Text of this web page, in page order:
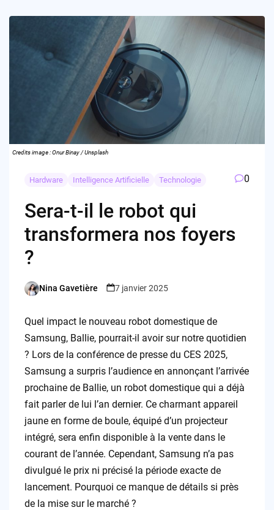
Credits image : Onur Binay / Unsplash
Hardware Intelligence Artificielle Technologie 0
Sera-t-il le robot qui
transformera nos foyers
?
Posted
Nina Gavetière 7 janvier 2025
Quel impact le nouveau robot domestique de
Samsung, Ballie, pourrait-il avoir sur notre quotidien
? Lors de la conférence de presse du CES 2025,
Samsung a surpris l’audience en annonçant l’arrivée
prochaine de Ballie, un robot domestique qui a déjà
fait parler de lui l’an dernier. Ce charmant appareil
jaune en forme de boule, équipé d’un projecteur
intégré, sera enfin disponible à la vente dans le
courant de l’année. Cependant, Samsung n’a pas
divulgué le prix ni précisé la période exacte de
lancement. Pourquoi ce manque de détails si près
de la mise sur le marché ?